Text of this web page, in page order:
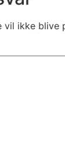
vil ikke blive